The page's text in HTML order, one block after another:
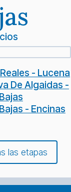
- Lucena
De Algaidas -
- Encinas
las etapas